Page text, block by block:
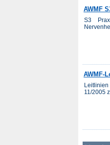
AWMF
S3
AWMF-
11/2005